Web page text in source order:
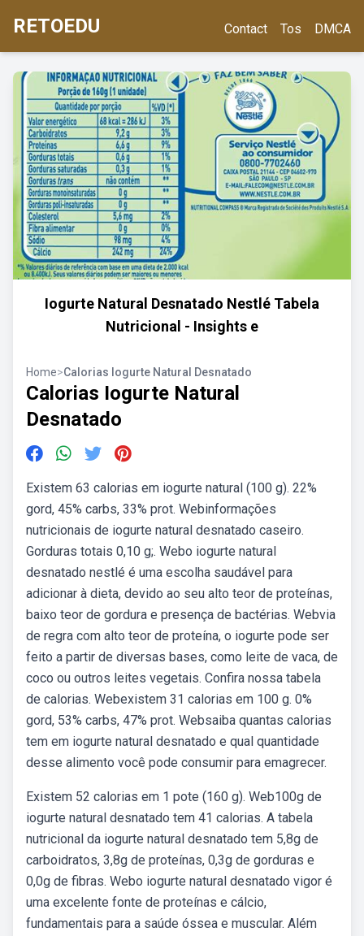
RETOEDU Contact Tos DMCA
Iogurte Natural Desnatado Nestlé Tabela
Nutricional - Insights e
Home>Calorias Iogurte Natural Desnatado
Calorias Iogurte Natural
Desnatado
Existem 63 calorias em iogurte natural (100 g). 22%
gord, 45% carbs, 33% prot. Webinformações
nutricionais de iogurte natural desnatado caseiro.
Gorduras totais 0,10 g;. Webo iogurte natural
desnatado nestlé é uma escolha saudável para
adicionar à dieta, devido ao seu alto teor de proteínas,
baixo teor de gordura e presença de bactérias. Webvia
de regra com alto teor de proteína, o iogurte pode ser
feito a partir de diversas bases, como leite de vaca, de
coco ou outros leites vegetais. Confira nossa tabela
de calorias. Webexistem 31 calorias em 100 g. 0%
gord, 53% carbs, 47% prot. Websaiba quantas calorias
tem em iogurte natural desnatado e qual quantidade
desse alimento você pode consumir para emagrecer.
Existem 52 calorias em 1 pote (160 g). Web100g de
iogurte natural desnatado tem 41 calorias. A tabela
nutricional da iogurte natural desnatado tem 5,8g de
carboidratos, 3,8g de proteínas, 0,3g de gorduras e
0,0g de fibras. Webo iogurte natural desnatado vigor é
uma excelente fonte de proteínas e cálcio,
fundamentais para a saúde óssea e muscular. Além